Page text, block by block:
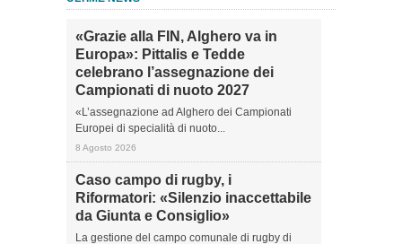
«Grazie alla FIN, Alghero va in
Europa»: Pittalis e Tedde
celebrano l’assegnazione dei
Campionati di nuoto 2027
«L’assegnazione ad Alghero dei Campionati
Europei di specialità di nuoto...
8 Agosto 2026
Caso campo di rugby, i
Riformatori: «Silenzio inaccettabile
da Giunta e Consiglio»
La gestione del campo comunale di rugby di